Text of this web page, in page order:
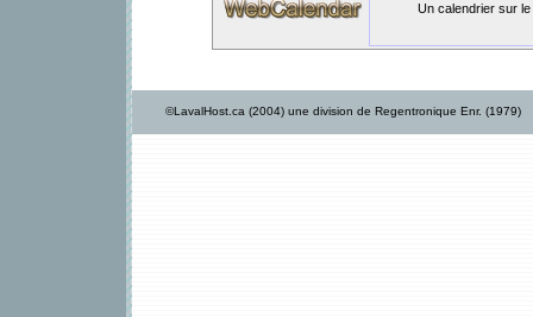
Un calendrier sur
©LavalHost.ca (2004) une division de Regentronique Enr. (1979)